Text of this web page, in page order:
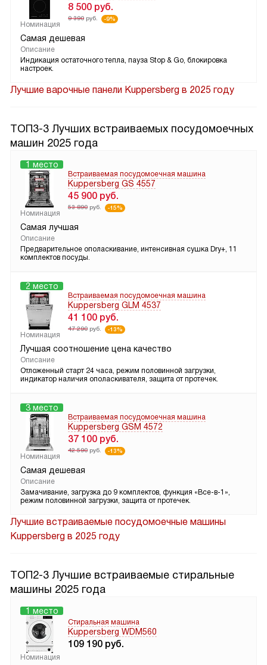
8 500 руб.
9 390 руб. -9%
Номинация
Самая дешевая
Описание
Индикация остаточного тепла, пауза Stop & Go, блокировка
настроек.
Лучшие варочные панели Kuppersberg в 2025 году
ТОП3-3 Лучших встраиваемых посудомоечных
машин 2025 года
1 место
Встраиваемая посудомоечная машина
Kuppersberg GS 4557
45 900 руб.
53 890 руб. -15%
Номинация
Самая лучшая
Описание
Предварительное ополаскивание, интенсивная сушка Dry+, 11
комплектов посуды.
2 место
Встраиваемая посудомоечная машина
Kuppersberg GLM 4537
41 100 руб.
47 290 руб. -13%
Номинация
Лучшая соотношение цена качество
Описание
Отложенный старт 24 часа, режим половинной загрузки,
индикатор наличия ополаскивателя, защита от протечек.
3 место
Встраиваемая посудомоечная машина
Kuppersberg GSM 4572
37 100 руб.
42 590 руб. -13%
Номинация
Самая дешевая
Описание
Замачивание, загрузка до 9 комплектов, функция «Все-в-1»,
режим половинной загрузки, защита от протечек.
Лучшие встраиваемые посудомоечные машины
Kuppersberg в 2025 году
ТОП2-3 Лучшие встраиваемые стиральные
машины 2025 года
1 место
Стиральная машина
Kuppersberg WDM560
109 190 руб.
Номинация